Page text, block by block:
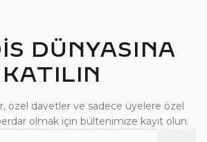
DÜNYASINA
KATILIN
özel davetler ve sadece üyelere özel
olmak için bültenimize kayıt olun.